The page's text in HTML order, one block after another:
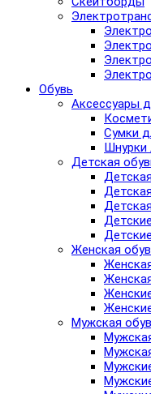
Обувь
Аксессуары
Сумки
Шнурки
Детская
Женская
Мужская